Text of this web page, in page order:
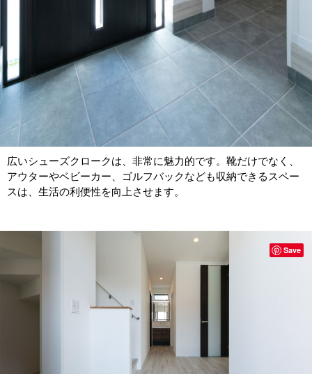
広いシューズクロークは、非常に魅力的です。靴だけでなく、
アウターやベビーカー、ゴルフバックなども収納できるスペー
スは、生活の利便性を向上させます。
Save